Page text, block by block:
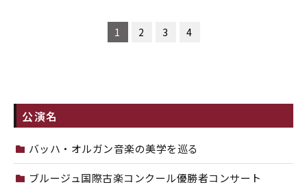
1 2 3 4
公演名
バッハ・オルガン音楽の美学を巡る
ブルージュ国際古楽コンクール優勝者コンサート